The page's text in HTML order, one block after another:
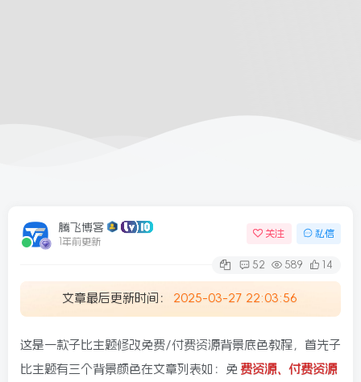
腾飞博客
1年前更新
关注 私信
52 589 14
文章最后更新时间： 2025-03-27 22:03:56
这是一款子比主题修改免费/付费资源背景底色教程，首先子
比主题有三个背景颜色在文章列表如：免 费资源、付费资源